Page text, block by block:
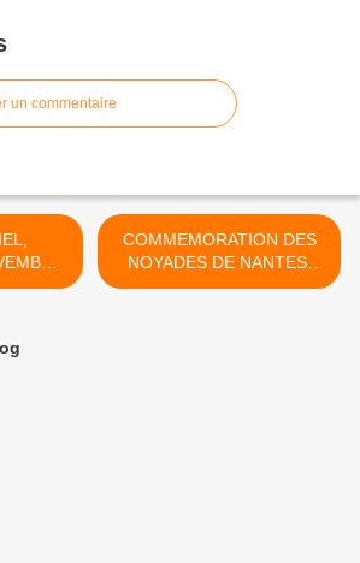
un commentaire
COMMEMORATION DES
NOYADES DE NANTES,
dimanche 17 novembre. >